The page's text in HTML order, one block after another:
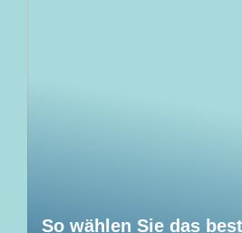
So wählen Sie das